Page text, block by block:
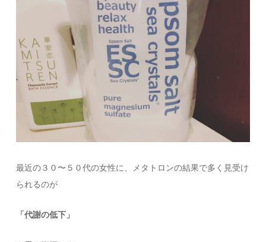
最近の３０〜５０代の女性に、メタトロンの結果で多く見受け
られるのが
「代謝の低下」